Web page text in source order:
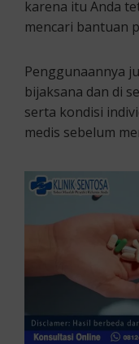
karena itu Anda
mencari bantuan
Penggunaannya
bijaksana dan di
serta kondisi
medis sebelum